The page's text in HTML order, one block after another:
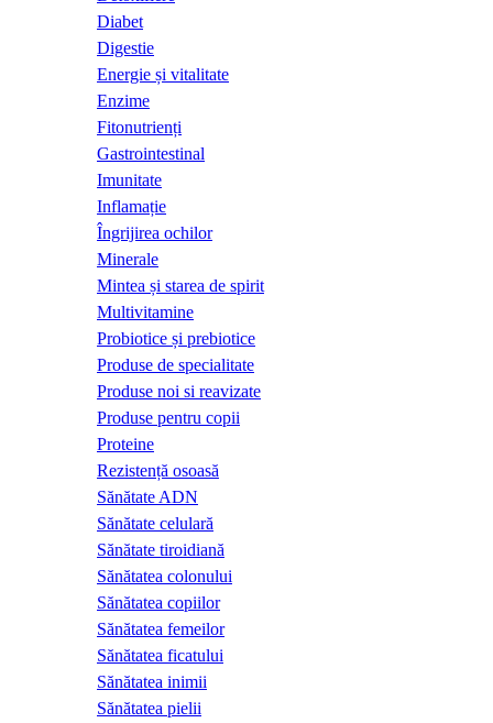
Diabet
Digestie
Energie și vitalitate
Enzime
Fitonutrienți
Gastrointestinal
Imunitate
Inflamație
Îngrijirea ochilor
Minerale
Mintea și starea de spirit
Multivitamine
Probiotice și prebiotice
Produse de specialitate
Produse noi si reavizate
Produse pentru copii
Proteine
Rezistență osoasă
Sănătate ADN
Sănătate celulară
Sănătate tiroidiană
Sănătatea colonului
Sănătatea copiilor
Sănătatea femeilor
Sănătatea ficatului
Sănătatea inimii
Sănătatea pielii